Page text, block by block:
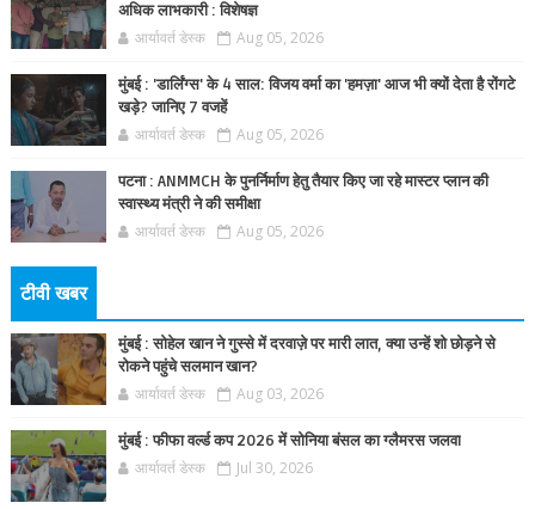
अधिक लाभकारी : विशेषज्ञ
आर्यावर्त डेस्क Aug 05, 2026
मुंबई : 'डार्लिंग्स' के 4 साल: विजय वर्मा का 'हमज़ा' आज भी क्यों देता है रोंगटे
खड़े? जानिए 7 वजहें
आर्यावर्त डेस्क Aug 05, 2026
पटना : ANMMCH के पुनर्निर्माण हेतु तैयार किए जा रहे मास्टर प्लान की
स्वास्थ्य मंत्री ने की समीक्षा
आर्यावर्त डेस्क Aug 05, 2026
टीवी खबर
मुंबई : सोहेल खान ने गुस्से में दरवाज़े पर मारी लात, क्या उन्हें शो छोड़ने से
रोकने पहुंचे सलमान खान?
आर्यावर्त डेस्क Aug 03, 2026
मुंबई : फीफा वर्ल्ड कप 2026 में सोनिया बंसल का ग्लैमरस जलवा
आर्यावर्त डेस्क Jul 30, 2026